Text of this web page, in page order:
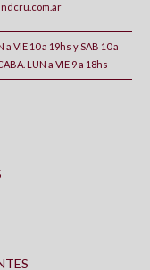
VIE 10 a 19hs y SAB 10 a
LUN a VIE 9 a 18hs